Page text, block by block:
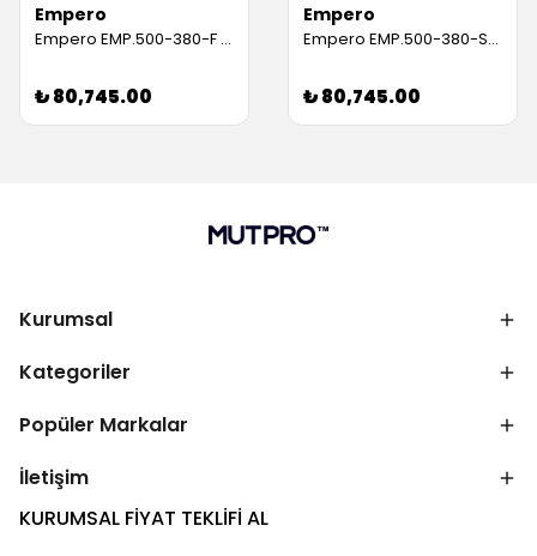
Empero
Empero EMP.500-380-F Drenaj Parlatıcı Deterjan Pompalı Set Altı Bulaşık Makinesi, 50x50 cm Sepetli (Servis Garantili)
₺ 80,745.00
Empero
Empero EMP.500-380-SD Dijital Set Altı Bulaşık Makinesi 380V Tahliye Pompalı 500 Tabak/Saat (Servis Garantili)
₺ 80,745.00
Kurumsal
Kategoriler
Popüler Markalar
İletişim
KURUMSAL FİYAT TEKLİFİ AL